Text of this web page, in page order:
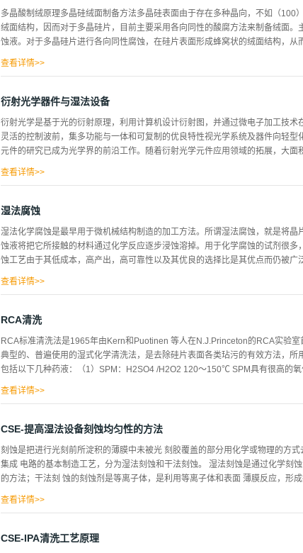
眼显示器（NED）的微型显示器和成像光学系统组成。微型显示器可以像微型
过在基于液晶的显示器（包括透射型LCD和反射型LCOS），数字微镜器件（
（LBS）均由微机电系统（MEMS）启用。与VR相似，显示像素被成像到一定
需要“透视”功能，以便眼睛能够同时查看现实世界。成...
多晶酸制绒原理多晶硅绒面制备方法多晶硅表面由于存在多种晶向，不如（100
绒面结构，因而对于多晶硅片，目前主要采用各向同性的酸腐方法来制备绒面
蚀液。对于多晶硅片进行各向同性腐蚀，在硅片表面形成蜂窝状的绒面结构，从
好的腐蚀作用，硝酸的作用是使单质硅氧化为二氧化硅，其反应为
终反应掉的硅以六氟硅酸的形式进入溶液并溶于水。这样，二氧化硅被溶解之
可以被持续的腐蚀下去。单晶绒面图片多晶绒面图片 单晶硅制绒液体的组成和
Na2CO3等）及添加剂（硅酸钠、酒精或异丙醇）组成的混合溶液。碱性物质发
面。碱的适宜浓度为5%以下。酒精或异丙醇有三个作用：a、协助...
查看详情>>
衍射光学器件与湿法设备
衍射光学是基于光的衍射原理，利用计算机设计衍射图，并通过微电子加工技
灵活的控制波前，集多功能与一体和可复制的优良特性视光学系统及器件向轻
元件的研究已成为光学界的前沿工作。随着衍射光学元件应用领域的拓展，大面
势。衍射光学自身具有许多优点使得它广泛地应用于各种光学系统或微光机电
功能非常灵活。DOE可以在极小的体积内，集成多种光学功能于一体，产生传
法刻蚀工艺，华林科纳研究了湿法刻蚀的化学机理，摸索了相关的规律，得到
速率。为基于工艺条件的优化设计方法提供依据，得到了制作工艺中的加工依据
供从咨询、设计、到制造的专业化、定制化整体解决方案。
查看详情>>
湿法腐蚀
湿法化学腐蚀是最早用于微机械结构制造的加工方法。所谓湿法腐蚀，就是将
蚀液将把它所接触的材料通过化学反应逐步浸蚀溶掉。用于化学腐蚀的试剂很
蚀工艺由于其低成本，高产出，高可靠性以及其优良的选择比是其优点而仍被广
a.自动化b.在微处理器控制下提高在腐蚀状态下的重复性，以帮助工艺工程师提
一般可分为3步：1:反应物（指化学药剂）扩散到反应表面2:实际反应（化学反
湿法腐蚀通常用来在SI衬底或薄膜上生成一定的图形，光刻版是典型的被用于
蚀后常被去掉，因此在线择湿法腐蚀工艺时，必须线择腐蚀液，合适的形成版的
覆盖特性，光刻胶常被用来作为版层材料，但有时边缘的黏附性差，常采用
理，许多反应...
查看详情>>
RCA清洗
RCA标准清洗法是1965年由Kern和Puotinen 等人在N.J.Princeton的RCA实验
典型的、普遍使用的湿式化学清洗法，是去除硅片表面各类玷污的有效方法，
包括以下几种药液：（1）SPM：H2SO4 /H2O2 120～150℃ SPM具有很高的
有机物碳化而难以去除。（2）HF(DHF)：HF(DHF) 20～25℃ DHF可以去除硅
在自然氧化膜上的金属氢氧化物。用DHF清洗时，在自然氧化膜被腐蚀掉时，
NH4OH/H2O2 /H2O 30～80℃ 由于H2O2的作用，硅片表面有一层自然氧化膜
透。由于硅片表面的自然氧化层与硅片表面的Si被NH 4OH腐蚀，因此附着在硅
的...
查看详情>>
CSE-提高湿法设备刻蚀均匀性的方法
刻蚀是把进行光刻前所淀积的薄膜中未被光 刻胶覆盖的部分用化学或物理的方
集成 电路的基本制造工艺，分为湿法刻蚀和干法刻蚀。 湿法刻蚀是通过化学刻
的方法；干法刻 蚀的刻蚀剂是等离子体，是利用等离子体和表面 薄膜反应，形
强、表面均匀性好、对硅片损伤少、其优良的选择比在去氧化硅、去除残留 物
查看详情>>
CSE-IPA清洗工艺原理